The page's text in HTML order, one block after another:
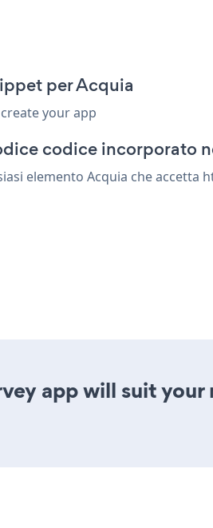
per Acquia
your app
codice incorporato
elemento Acquia che
app will suit